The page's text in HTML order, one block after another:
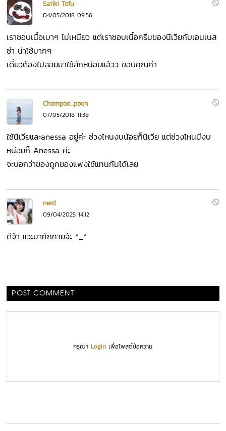
Saiiki Tofu
04/05/2018 09:56
เราชอบเนื้อเบาๆ ไม่เหนียว แต่เราชอบเนื้อครีมของนีเวียกับเอนเนส
ซ่า น่าใช้มากๆ
เดี่ยวต้องไปสอยมาใช้สักหน่อยแล้วว ขอบคุณค่า
Chompoo_poon
07/05/2018 11:38
ใช้นีเวียและanessa อยู่ค่ะ ช่วงไหนงบน้อยก็นีเวีย แต่ช่วงไหนมีงบ
หน่อยก็ Anessa ค่ะ
จะบอกว่าของถูกของแพงใช้แทนกันได้เลย
nerd
09/04/2025 14:12
ดีจ้า แวะมาทักทายจ้ะ ^_^
POST COMMENT
กรุณาLogin เพื่อโพสต์ข้อความ